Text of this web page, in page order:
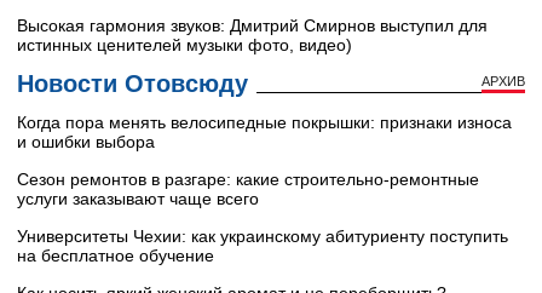
Высокая гармония звуков: Дмитрий Смирнов выступил для
истинных ценителей музыки фото, видео)
Новости Отовсюду АРХИВ
Когда пора менять велосипедные покрышки: признаки износа
и ошибки выбора
Сезон ремонтов в разгаре: какие строительно-ремонтные
услуги заказывают чаще всего
Университеты Чехии: как украинскому абитуриенту поступить
на бесплатное обучение